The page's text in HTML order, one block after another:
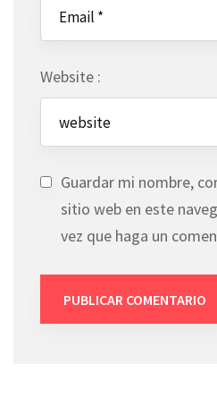
Website :
Guardar mi nombre,
sitio web en este
vez que haga un